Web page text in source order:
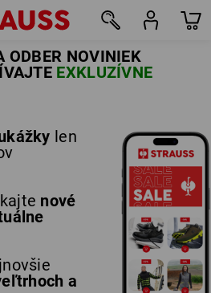
ODBER NOVINIEK
EXKLUZÍVNE
len
nové
a